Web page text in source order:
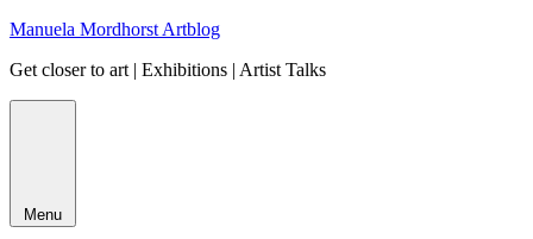
Skip
content
Manuela Mordhorst Artblog
Get closer to art | Exhibitions | Artist Talks
Menu